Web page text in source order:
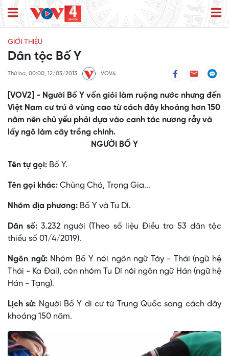
GIỚI THIỆU
Dân tộc Bố Y
Thứ ba, 00:00, 12/03/2013 VOV4
[VOV2] - Người Bố Y vốn giỏi làm ruộng nước nhưng đến
Việt Nam cư trú ở vùng cao từ cách đây khoảng hơn 150
năm nên chủ yếu phải dựa vào canh tác nương rẫy và
lấy ngô làm cây trồng chính.
NGƯỜI BỐ Y
Tên tự gọi: Bố Y.
Tên gọi khác: Chủng Chá, Trọng Gia...
Nhóm địa phương: Bố Y và Tu Dí.
Dân số:3.232 người (Theo số liệu Điều tra 53 dân tộc
thiểu số 01/4/2019).
Ngôn ngữ: Nhóm Bố Y nói ngôn ngữ Tày - Thái (ngữ hệ
Thái - Ka Ðai), còn nhóm Tu Dí nói ngôn ngữ Hán (ngữ hệ
Hán - Tạng).
Lịch sử: Người Bố Y di cư từ Trung Quốc sang cách đây
khoảng 150 năm.